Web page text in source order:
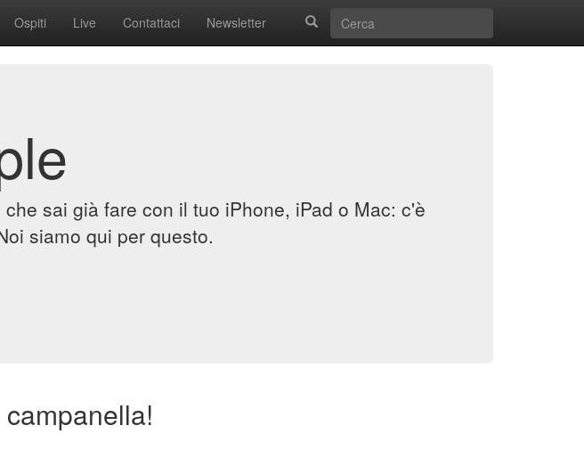
Ospiti Live Contattaci Newsletter
sai già fare con il tuo iPhone, iPad o Mac: c'è
siamo qui per questo.